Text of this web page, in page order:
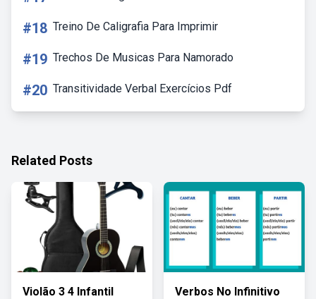
#18 Treino De Caligrafia Para Imprimir
#19 Trechos De Musicas Para Namorado
#20 Transitividade Verbal Exercícios Pdf
Related Posts
Violão 3 4 Infantil
Verbos No Infinitivo